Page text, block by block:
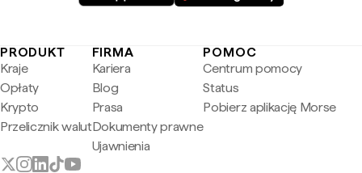
PRODUKT
Kraje
Opłaty
Krypto
Przelicznik walut
FIRMA
Kariera
Blog
Prasa
Dokumenty prawne
Ujawnienia
POMOC
Centrum pomocy
Status
Pobierz aplikację Morse